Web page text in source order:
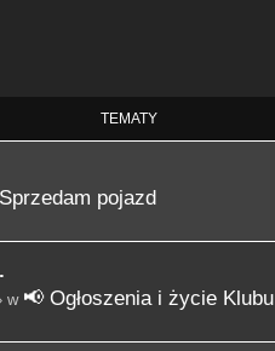
TEMATY
Sprzedam pojazd
w 📢 Ogłoszenia i życie Klubu